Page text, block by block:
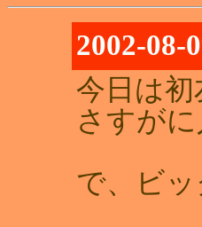
2002-
今日は
さすが
で、ビ